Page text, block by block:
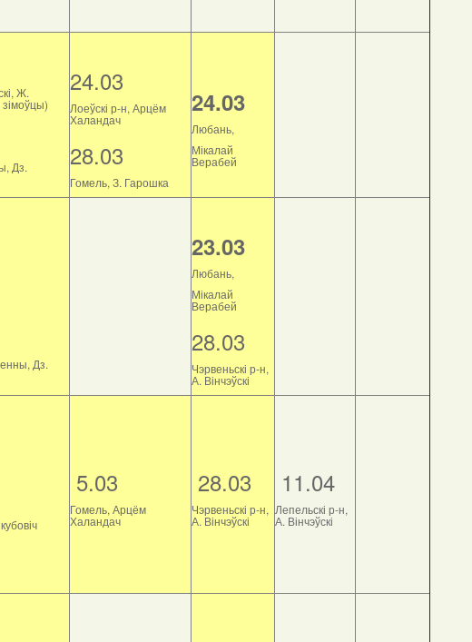
Ж.
зімоўцы)
Дз.
24.03
Лоеўскі р-н, Арцём
Халандач
28.03
Гомель, З. Гарошка
24.03
Любань,
Мікалай
Верабей
Дз.
23.03
Любань,
Мікалай
Верабей
28.03
Чэрвеньскі р-н,
А. Вінчэўскі
5.03
Гомель, Арцём
Халандач
28.03
Чэрвеньскі р-н,
А. Вінчэўскі
11.04
Лепельскі р-н,
А. Вінчэўскі